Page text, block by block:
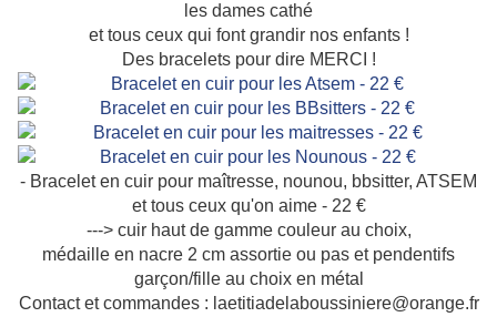
les dames cathé
et tous ceux qui font grandir nos enfants !
Des bracelets pour dire MERCI !
- Bracelet en cuir pour maîtresse, nounou, bbsitter, ATSEM
et tous ceux qu'on aime - 22 €
---> cuir haut de gamme couleur au choix,
médaille en nacre 2 cm assortie ou pas et pendentifs
garçon/fille au choix en métal
Contact et commandes : laetitiadelaboussiniere@orange.fr